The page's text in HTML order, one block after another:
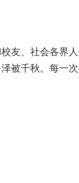
友、社会各界
被千秋。每一